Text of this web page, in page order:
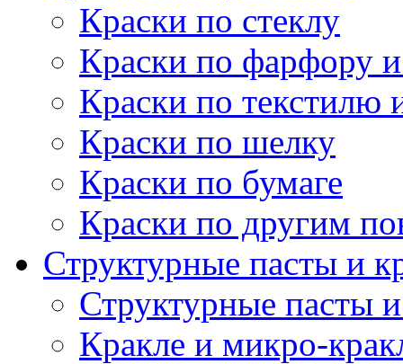
Краски по стеклу
Краски по фарфору
Краски по текстилю
Краски по шелку
Краски по бумаге
Краски по другим
Структурные пасты и
Структурные пасты
Кракле и микро-